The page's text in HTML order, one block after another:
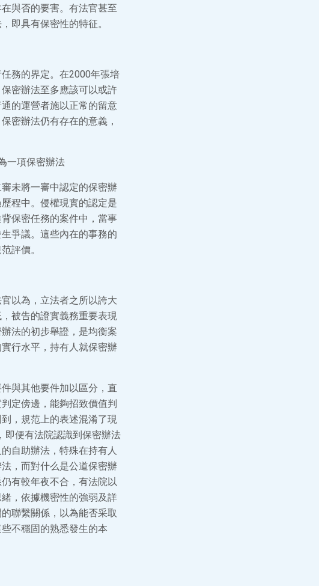
與否的要害。有法官甚至
即具有保密性的特征。
務的界定。在2000年張培
密辦法至多應該可以或許
的運營者施以正常的留意
密辦法仍有存在的意義，
一項保密辦法
未將一審中認定的保密辦
程中。侵權現實的認定是
保密任務的案件中，當事
爭議。這些內在的事務的
評價。
以為，立法者之所以誇大
被告的證實義務重要表現
法的初步舉證，是均衡案
行水平，持有人就保密辦
與其他要件加以區分，直
定傍邊，能夠招致價值判
，規范上的表述混淆了現
即便有法院認識到保密辦法
自助辦法，特殊在持有人
，而對什么是公道保密辦
有較年夜不合，有法院以
，依據機密性的強弱及詳
聯繫關係，以為能否采取
不穩固的熟悉發生的本